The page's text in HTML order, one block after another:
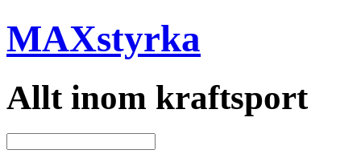
MAXstyrka
Allt inom kraftsport